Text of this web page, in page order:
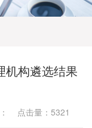
机构遴选结果
点击量：5321